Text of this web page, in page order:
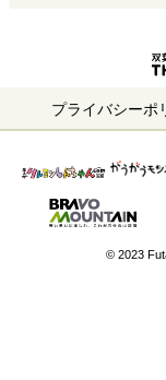
プライバシーポ
© 2023